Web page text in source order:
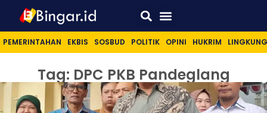
PEMERINTAHAN EKBIS SOSBUD POLITIK OPINI HUKRIM
Tag: DPC PKB Pandeglang